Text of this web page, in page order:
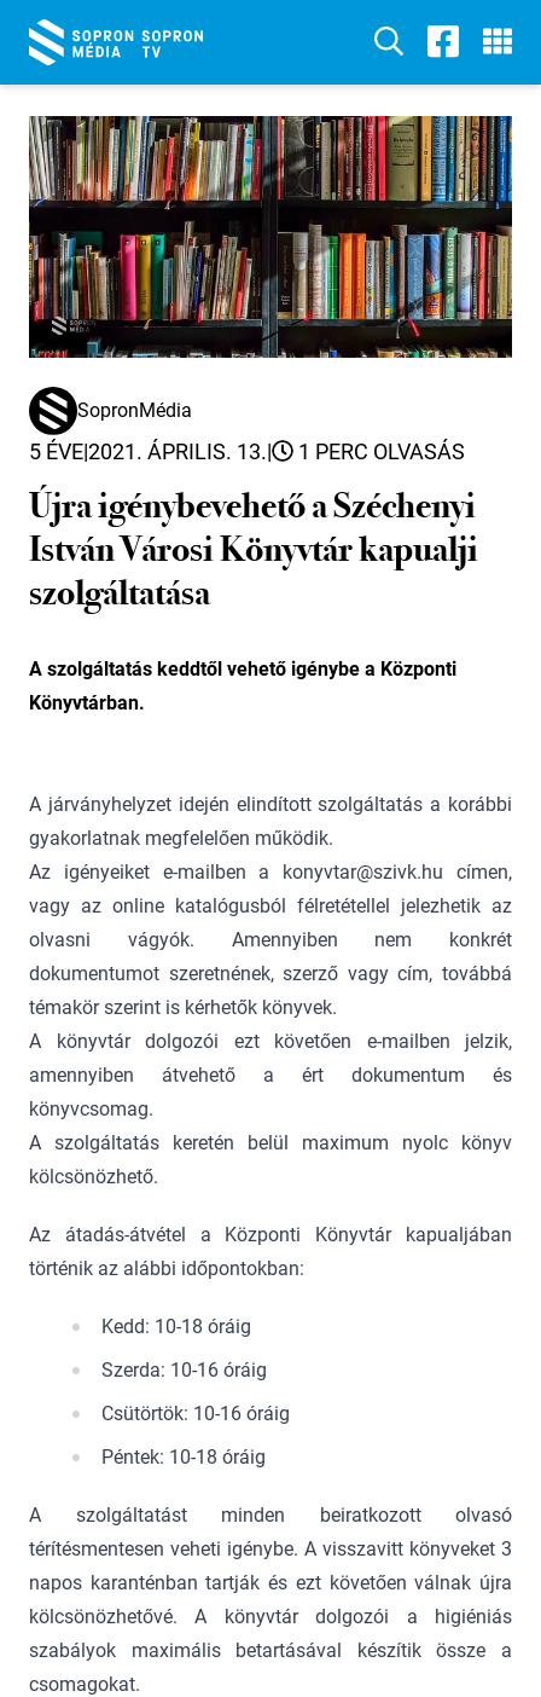
SopronMédia
5 ÉVE|2021. ÁPRILIS. 13.| 1 PERC OLVASÁS
Újra igénybevehető a Széchenyi
István Városi Könyvtár kapualji
szolgáltatása
A szolgáltatás keddtől vehető igénybe a Központi
Könyvtárban.
A járványhelyzet idején elindított szolgáltatás a korábbi
gyakorlatnak megfelelően működik.
Az igényeiket e-mailben a konyvtar@szivk.hu címen,
vagy az online katalógusból félretétellel jelezhetik az
olvasni vágyók. Amennyiben nem konkrét
dokumentumot szeretnének, szerző vagy cím, továbbá
témakör szerint is kérhetők könyvek.
A könyvtár dolgozói ezt követően e-mailben jelzik,
amennyiben átvehető a ért dokumentum és
könyvcsomag.
A szolgáltatás keretén belül maximum nyolc könyv
kölcsönözhető.
Az átadás-átvétel a Központi Könyvtár kapualjában
történik az alábbi időpontokban:
Kedd: 10-18 óráig
Szerda: 10-16 óráig
Csütörtök: 10-16 óráig
Péntek: 10-18 óráig
A szolgáltatást minden beiratkozott olvasó
térítésmentesen veheti igénybe. A visszavitt könyveket 3
napos karanténban tartják és ezt követően válnak újra
kölcsönözhetővé. A könyvtár dolgozói a higiéniás
szabályok maximális betartásával készítik össze a
csomagokat.